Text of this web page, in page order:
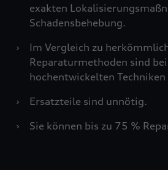
exakten
Schadensbehebung.
›
Im Vergleich zu
Reparaturmethoden sind
hochentwickelten Techniken
›
Ersatzteile sind unnötig.
›
Sie können bis zu 75 %